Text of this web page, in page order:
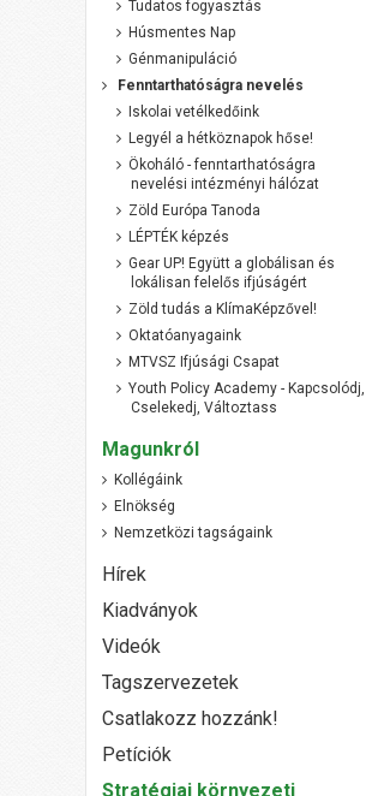
Tudatos fogyasztás
Húsmentes Nap
Génmanipuláció
Fenntarthatóságra nevelés
Iskolai vetélkedőink
Legyél a hétköznapok hőse!
Ökoháló - fenntarthatóságra
nevelési intézményi hálózat
Zöld Európa Tanoda
LÉPTÉK képzés
Gear UP! Együtt a globálisan és
lokálisan felelős ifjúságért
Zöld tudás a KlímaKépzővel!
Oktatóanyagaink
MTVSZ Ifjúsági Csapat
Youth Policy Academy - Kapcsolódj,
Cselekedj, Változtass
Magunkról
Kollégáink
Elnökség
Nemzetközi tagságaink
Hírek
Kiadványok
Videók
Tagszervezetek
Csatlakozz hozzánk!
Petíciók
Stratégiai környezeti